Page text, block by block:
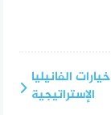
الفانيليا
الإستراتيجية